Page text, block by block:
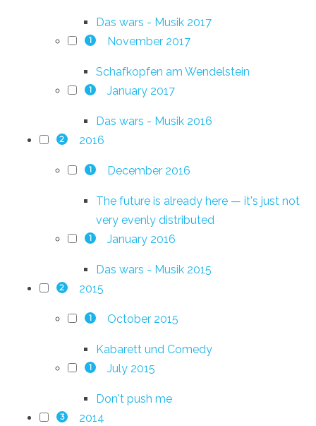
Das wars - Musik 2017
1 November 2017
Schafkopfen am Wendelstein
1 January 2017
Das wars - Musik 2016
2 2016
1 December 2016
The future is already here — it's just not
very evenly distributed
1 January 2016
Das wars - Musik 2015
2 2015
1 October 2015
Kabarett und Comedy
1 July 2015
Don't push me
3 2014